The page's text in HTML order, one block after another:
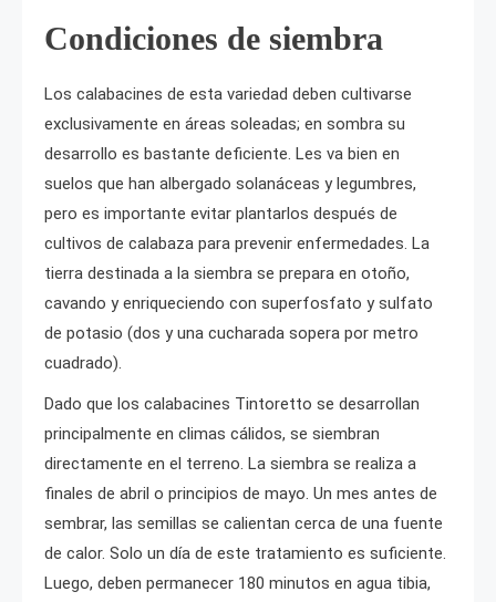
Condiciones de siembra
Los calabacines de esta variedad deben cultivarse
exclusivamente en áreas soleadas; en sombra su
desarrollo es bastante deficiente. Les va bien en
suelos que han albergado solanáceas y legumbres,
pero es importante evitar plantarlos después de
cultivos de calabaza para prevenir enfermedades. La
tierra destinada a la siembra se prepara en otoño,
cavando y enriqueciendo con superfosfato y sulfato
de potasio (dos y una cucharada sopera por metro
cuadrado).
Dado que los calabacines Tintoretto se desarrollan
principalmente en climas cálidos, se siembran
directamente en el terreno. La siembra se realiza a
finales de abril o principios de mayo. Un mes antes de
sembrar, las semillas se calientan cerca de una fuente
de calor. Solo un día de este tratamiento es suficiente.
Luego, deben permanecer 180 minutos en agua tibia,